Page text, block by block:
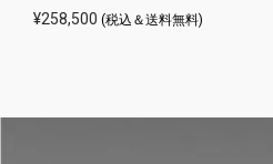
¥258,500 (税込＆送料無料)